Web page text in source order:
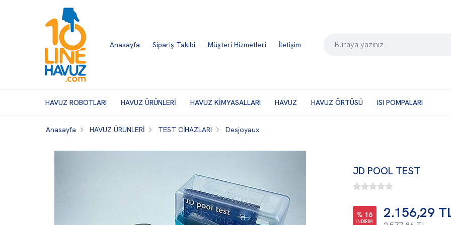
Anasayfa Sipariş Takibi Müşteri Hizmetleri İletişim
HAVUZ ROBOTLARI HAVUZ ÜRÜNLERİ HAVUZ KİMYASALLARI HAVUZ HAVUZ ÖRTÜSÜ ISI POMPALARI
Anasayfa HAVUZ ÜRÜNLERİ TEST CİHAZLARI Desjoyaux
JD POOL TEST
% 16
İNDİRİM
2.156,29